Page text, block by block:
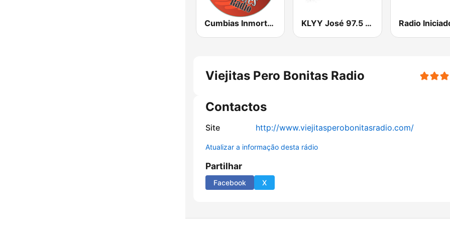
Cumbias Inmortales Radio KLYY José 97.5 y 107.1 Radio
Viejitas Pero Bonitas Radio
Contactos
Site http://www.viejitasperobonitasradio.com/
Atualizar a informação desta rádio
Partilhar
Facebook X